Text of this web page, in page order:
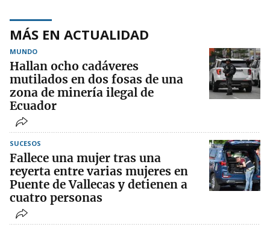
MÁS EN ACTUALIDAD
MUNDO
Hallan ocho cadáveres
mutilados en dos fosas de una
zona de minería ilegal de
Ecuador
SUCESOS
Fallece una mujer tras una
reyerta entre varias mujeres en
Puente de Vallecas y detienen a
cuatro personas